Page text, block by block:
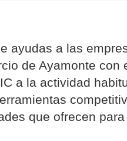
ayudas a las
de Ayamonte con
a la actividad
que ofrecen